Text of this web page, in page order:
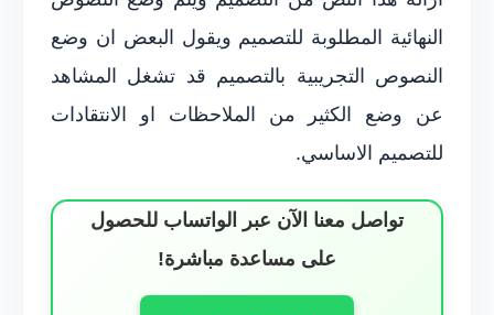
النهائية المطلوبة للتصميم ويقول البعض ان وضع
النصوص التجريبية بالتصميم قد تشغل المشاهد
عن وضع الكثير من الملاحظات او الانتقادات
للتصميم الاساسي.
تواصل معنا الآن عبر الواتساب للحصول
على مساعدة مباشرة!